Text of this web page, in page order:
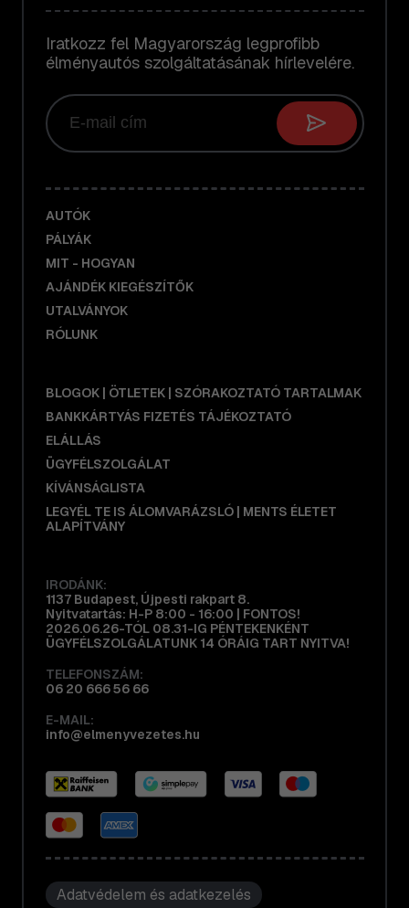
Iratkozz fel Magyarország legprofibb
élményautós szolgáltatásának hírlevelére.
AUTÓK
PÁLYÁK
MIT - HOGYAN
AJÁNDÉK KIEGÉSZÍTŐK
UTALVÁNYOK
RÓLUNK
BLOGOK | ÖTLETEK | SZÓRAKOZTATÓ TARTALMAK
BANKKÁRTYÁS FIZETÉS TÁJÉKOZTATÓ
ELÁLLÁS
ÜGYFÉLSZOLGÁLAT
KÍVÁNSÁGLISTA
LEGYÉL TE IS ÁLOMVARÁZSLÓ | MENTS ÉLETET
ALAPÍTVÁNY
IRODÁNK:
1137 Budapest, Újpesti rakpart 8.
Nyitvatartás: H-P 8:00 - 16:00 | FONTOS!
2026.06.26-TÓL 08.31-IG PÉNTEKENKÉNT
ÜGYFÉLSZOLGÁLATUNK 14 ÓRÁIG TART NYITVA!
TELEFONSZÁM:
06 20 666 56 66
E-MAIL:
info@elmenyvezetes.hu
Adatvédelem és adatkezelés